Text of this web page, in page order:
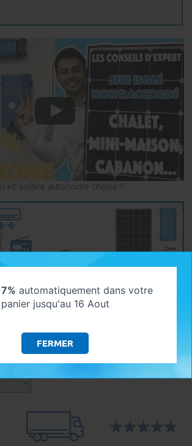
kit solaire autonome choisir ?
kit solaire autonome choisir ?
automatiquement dans votre
panier jusqu'au 16 Aout
FERMER